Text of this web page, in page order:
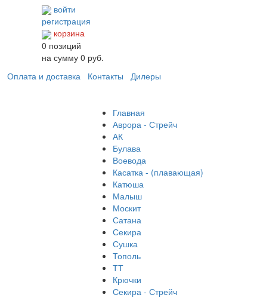
войти
регистрация
корзина
0 позиций
на сумму 0 руб.
Оплата и доставка Контакты
Дилеры
Главная
Аврора - Стрейч
АК
Булава
Воевода
Касатка - (плавающая)
Катюша
Малыш
Москит
Сатана
Секира
Сушка
Тополь
ТТ
Крючки
Секира - Стрейч